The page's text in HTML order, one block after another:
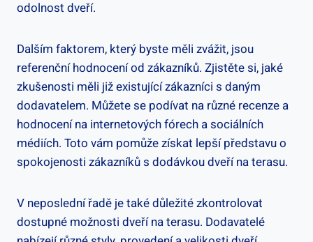
odolnost dveří.
Dalším faktorem, který byste měli zvážit, jsou
referenční hodnocení od zákazníků. Zjistěte si, jaké
zkušenosti měli již existující zákazníci s daným
dodavatelem. Můžete se podívat na různé recenze a
hodnocení na internetových fórech a sociálních
médiích. Toto vám pomůže získat lepší představu o
spokojenosti zákazníků s dodávkou dveří na terasu.
V neposlední řadě je také důležité zkontrolovat
dostupné možnosti dveří na terasu. Dodavatelé